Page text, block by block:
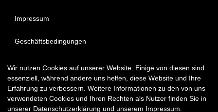
Impressum
Geschäftsbedingungen
Datenschutzerklärung
FAQ - Häufig gestellte Fragen
Wir nutzen Cookies auf unserer Website. Einige von diesen sind
essenziell, während andere uns helfen, diese Website und Ihre
Erfahrung zu verbessern. Weitere Informationen zu den von uns
verwendeten Cookies und Ihren Rechten als Nutzer finden Sie in
unserer Daten­schutz­erklärung und unserem Impressum